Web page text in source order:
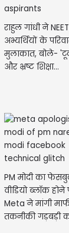
राहुल गांधी ने NEET
अभ्यर्थियों के
मुलाकात, बोले-
और भ्रष्ट शिक्षा...
PM मोदी का
वीडियो ब्लॉक होने
Meta ने मांगी
तकनीकी गड़बड़ी